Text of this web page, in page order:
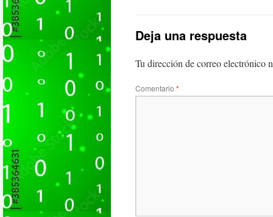
Deja una respuesta
Tu dirección de correo electrónico
Comentario *